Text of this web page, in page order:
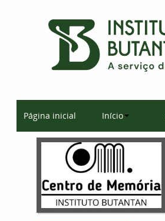
Página inicial Início